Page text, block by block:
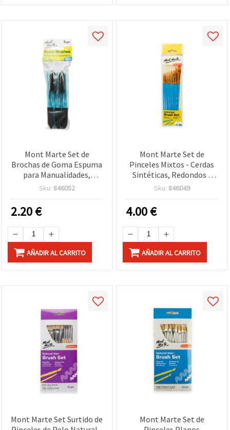
Mont Marte Set de
Brochas de Goma Espuma
para Manualidades,
Planas, 25 mm - 5 piezas
Sku: 846052
2.20€
AÑADIR AL CARRITO
Mont Marte Set de
Pinceles Mixtos - Cerdas
Sintéticas, Redondos y
Planos, 10 uds
Sku: 846049
4.00€
AÑADIR AL CARRITO
Mont Marte Set Surtido de
Mont Marte Set de